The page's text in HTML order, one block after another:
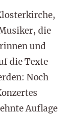
die
und
die Texte
Noch
Auflage